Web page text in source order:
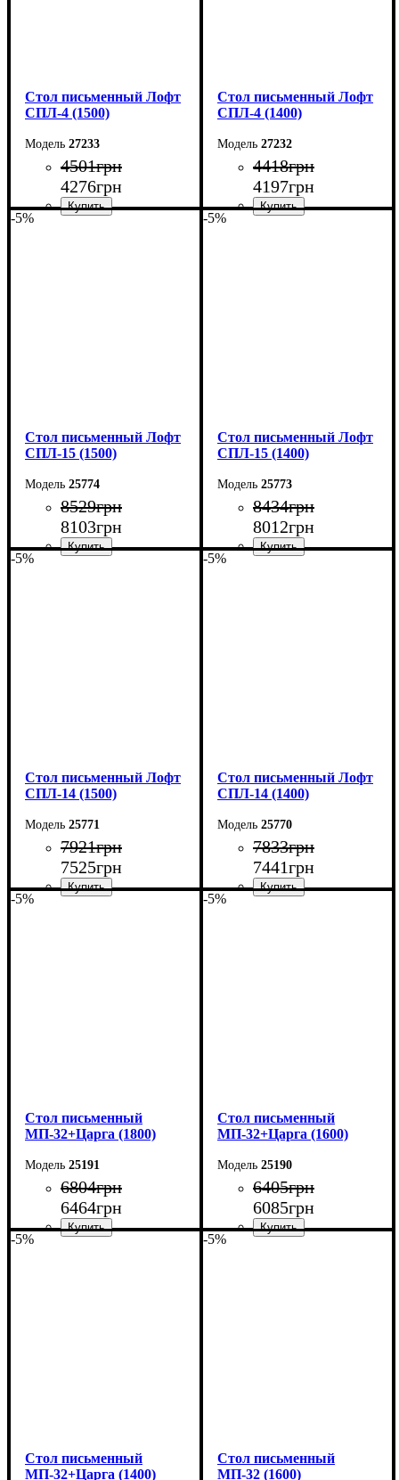
Стол письменный Лофт
СПЛ-4 (1500)
27233
4501грн
4276грн
Стол письменный Лофт
СПЛ-4 (1400)
27232
4418грн
4197грн
-5%
Стол письменный Лофт
СПЛ-15 (1500)
25774
8529грн
8103грн
-5%
Стол письменный Лофт
СПЛ-15 (1400)
25773
8434грн
8012грн
-5%
Стол письменный Лофт
СПЛ-14 (1500)
25771
7921грн
7525грн
-5%
Стол письменный Лофт
СПЛ-14 (1400)
25770
7833грн
7441грн
-5%
Cтол письменный
МП-32+Царга (1800)
25191
6804грн
6464грн
-5%
Cтол письменный
МП-32+Царга (1600)
25190
6405грн
6085грн
-5%
Cтол письменный
МП-32+Царга (1400)
-5%
Cтол письменный
МП-32 (1600)